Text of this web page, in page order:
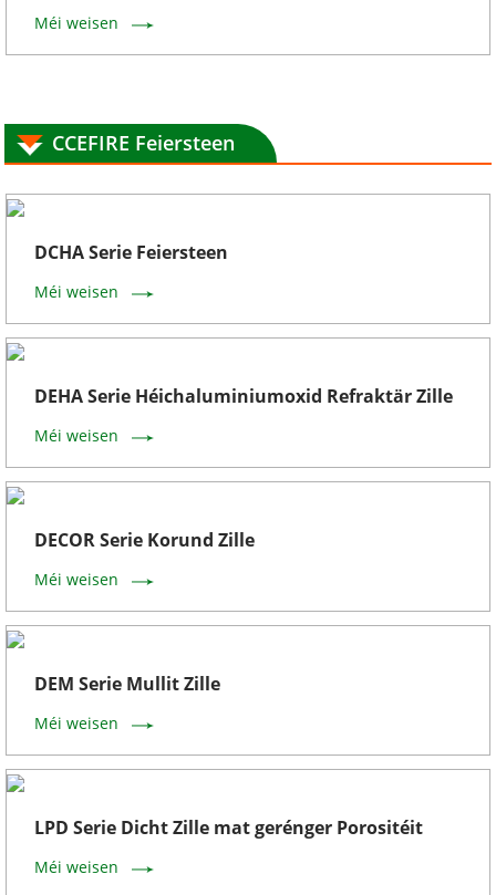
Méi weisen
CCEFIRE Feiersteen
DCHA Serie Feiersteen
Méi weisen
DEHA Serie Héichaluminiumoxid Refraktär Zille
Méi weisen
DECOR Serie Korund Zille
Méi weisen
DEM Serie Mullit Zille
Méi weisen
LPD Serie Dicht Zille mat gerénger Porositéit
Méi weisen